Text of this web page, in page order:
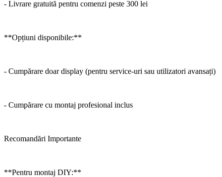
- Livrare gratuită pentru comenzi peste 300 lei
**Opțiuni disponibile:**
- Cumpărare doar display (pentru service-uri sau utilizatori avansați)
- Cumpărare cu montaj profesional inclus
Recomandări Importante
**Pentru montaj DIY:**